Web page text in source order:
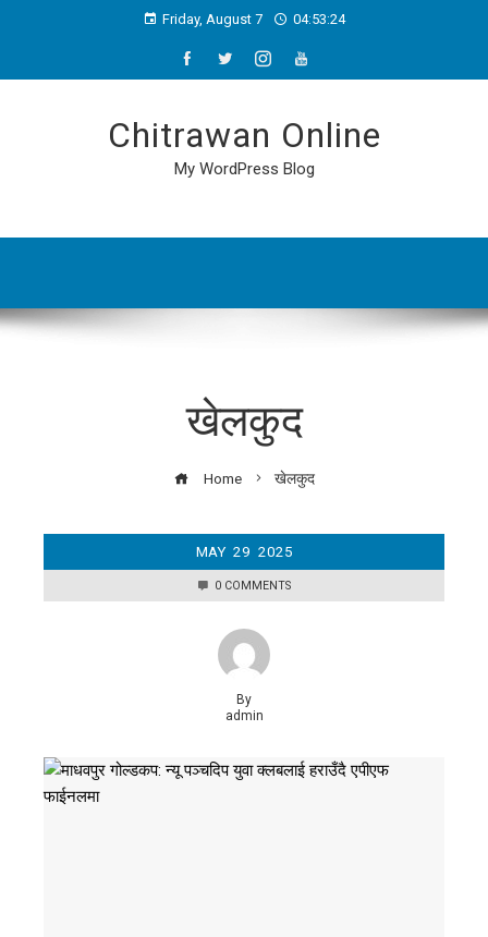
Friday, August 7 04:53:24
Chitrawan Online
My WordPress Blog
खेलकुद
Home खेलकुद
MAY 29 2025
0 COMMENTS
By
admin